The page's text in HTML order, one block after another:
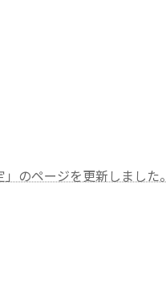
」のページを更新しました。